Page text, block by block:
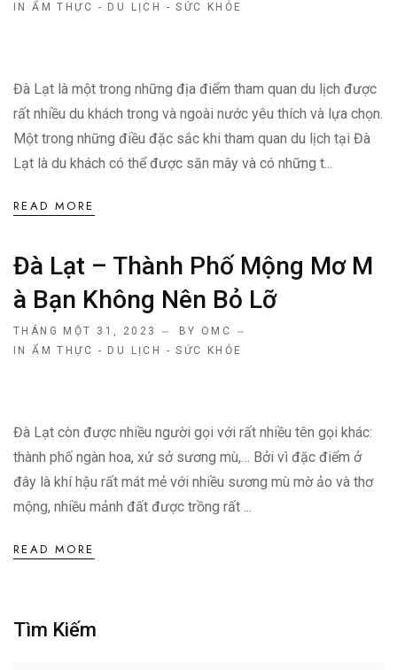
INẨM THỰC - DU LỊCH - SỨC KHỎE
Đà Lạt là một trong những địa điểm tham quan du lịch được
rất nhiều du khách trong và ngoài nước yêu thích và lựa chọn.
Một trong những điều đặc sắc khi tham quan du lịch tại Đà
Lạt là du khách có thể được săn mây và có những t...
READ MORE
Đà Lạt – Thành Phố Mộng Mơ M
À Bạn Không Nên Bỏ Lỡ
THÁNG MỘT 31, 2023
BY OMC
INẨM THỰC - DU LỊCH - SỨC KHỎE
Đà Lạt còn được nhiều người gọi với rất nhiều tên gọi khác:
thành phố ngàn hoa, xứ sở sương mù,… Bởi vì đặc điểm ở
đây là khí hậu rất mát mẻ với nhiều sương mù mờ ảo và thơ
mộng, nhiều mảnh đất được trồng rất ...
READ MORE
Tìm Kiếm